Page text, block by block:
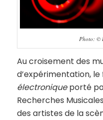
Photo: ©
Au croisement des
d’expérimentation,
électroniqueporté
Recherches
des artistes de la